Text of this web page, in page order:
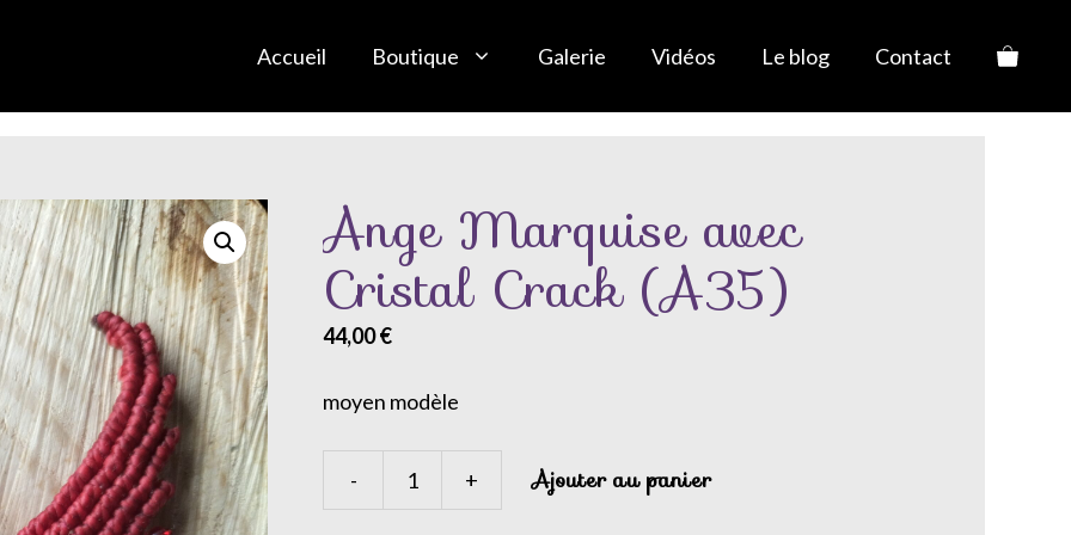
Accueil Boutique Galerie Vidéos Le blog Contact
Ange Marquise avec
Cristal Crack (A35)
44,00€
moyen modèle
- + Ajouter au panier